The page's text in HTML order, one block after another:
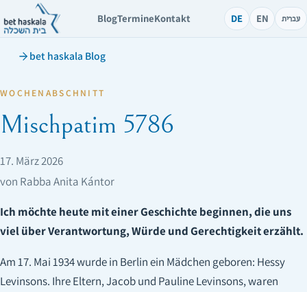
BlogTermineKontakt DE EN עברית
bet haskala Blog
WOCHENABSCHNITT
Mischpatim 5786
17. März 2026
von Rabba Anita Kántor
Ich möchte heute mit einer Geschichte beginnen, die uns
viel über Verantwortung, Würde und Gerechtigkeit erzählt.
Am 17. Mai 1934 wurde in Berlin ein Mädchen geboren: Hessy
Levinsons. Ihre Eltern, Jacob und Pauline Levinsons, waren